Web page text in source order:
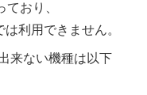
おり、
利用できません。
来ない機種は以下